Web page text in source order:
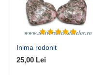
Inima rodonit
25,00 Lei